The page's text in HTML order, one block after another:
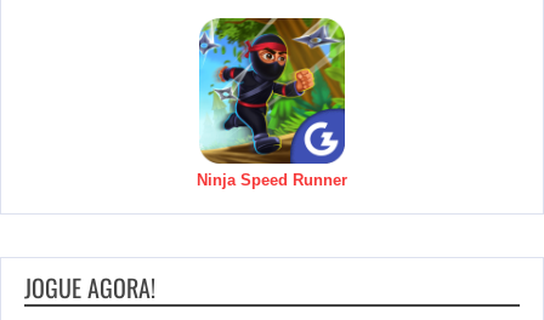
Ninja Speed Runner
JOGUE AGORA!